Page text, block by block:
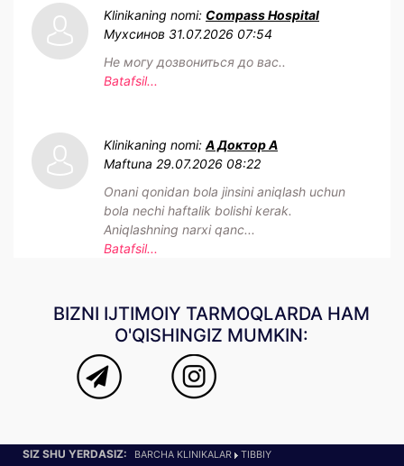
Klinikaning nomi: Compass Hospital
Мухсинов 31.07.2026 07:54
Не могу дозвониться до вас..
Batafsil...
Klinikaning nomi: А Доктор А
Maftuna 29.07.2026 08:22
Onani qonidan bola jinsini aniqlash uchun
bola nechi haftalik bolishi kerak.
Aniqlashning narxi qanc...
Batafsil...
BIZNI IJTIMOIY TARMOQLARDA HAM
O'QISHINGIZ MUMKIN:
SIZ SHU YERDASIZ: BARCHA KLINIKALAR
TIBBIY